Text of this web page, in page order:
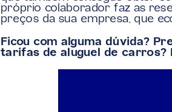
próprio colaborador faz as
preços da sua empresa, que
Ficou com alguma dúvida?
tarifas de aluguel de carros?